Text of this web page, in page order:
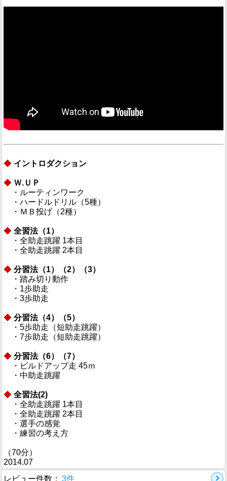
◆ イントロダクション
◆ Ｗ.ＵＰ
・ルーティンワーク
・ハードルドリル（5種）
・ＭＢ投げ（2種）
◆ 全習法（1）
・全助走跳躍 1本目
・全助走跳躍 2本目
◆ 分習法（1）（2）（3）
・踏み切り動作
・1歩助走
・3歩助走
◆ 分習法（4）（5）
・5歩助走（短助走跳躍）
・7歩助走（短助走跳躍）
◆ 分習法（6）（7）
・ビルドアップ走 45ｍ
・中助走跳躍
◆ 全習法(2)
・全助走跳躍 1本目
・全助走跳躍 2本目
・選手の感覚
・練習の考え方
（70分）
2014.07
レビュー件数： 3件